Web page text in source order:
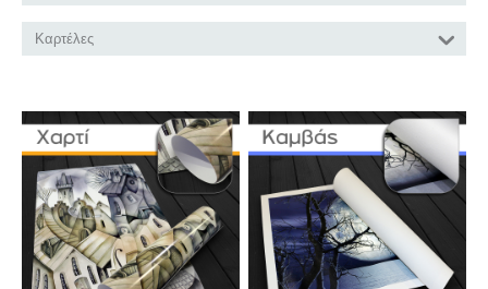
Καρτέλες